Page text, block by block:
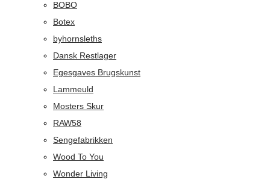
BOBO
Botex
byhornsleths
Dansk Restlager
Egesgaves Brugskunst
Lammeuld
Mosters Skur
RAW58
Sengefabrikken
Wood To You
Wonder Living